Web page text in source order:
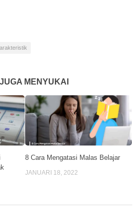
MENYUKAI
8 Cara Mengatasi Malas Belajar
JANUARI 18, 2022